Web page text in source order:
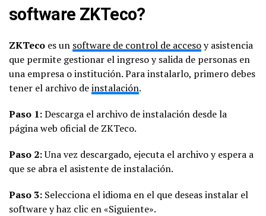
software ZKTeco?
ZKTeco es un software de control de accesoy asistencia
que permite gestionar el ingreso y salida de personas en
una empresa o institución. Para instalarlo, primero debes
tener el archivo deinstalación.
Paso 1:Descarga el archivo de instalación desde la
página web oficial de ZKTeco.
Paso 2:Una vez descargado, ejecuta el archivo y espera a
que se abra el asistente de instalación.
Paso 3: Selecciona el idioma en el que deseas instalar el
software y haz clic en «Siguiente».